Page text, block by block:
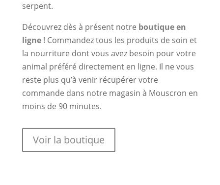
serpent.
Découvrez dès à présent notre boutique en
ligne! Commandez tous les produits de soin et
la nourriture dont vous avez besoin pour votre
animal préféré directement en ligne. Il ne vous
reste plus qu’à venir récupérer votre
commande dans notre magasin à Mouscron en
moins de 90 minutes.
Voir la boutique